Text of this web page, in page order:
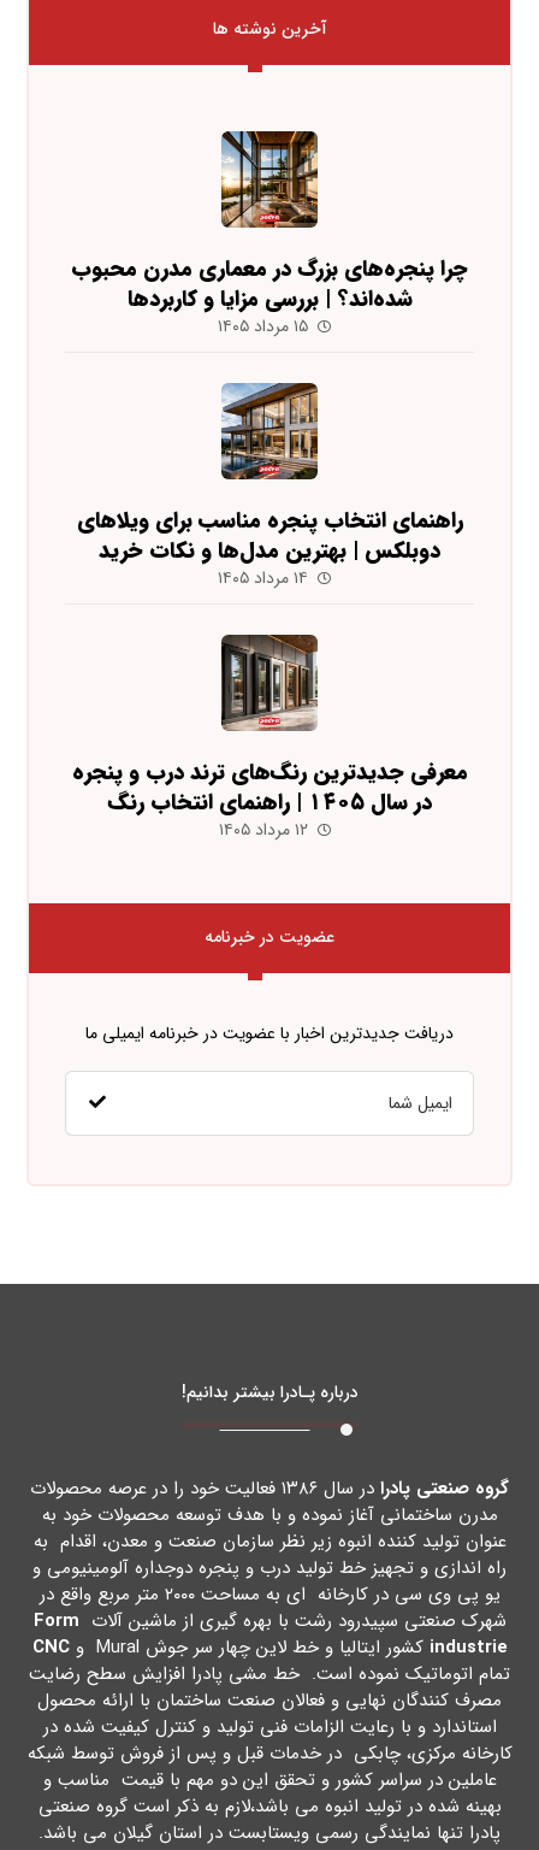
آخرین نوشته ها
چرا پنجره‌های بزرگ در معماری مدرن محبوب
شده‌اند؟ | بررسی مزایا و کاربردها
۱۵ مرداد ۱۴۰۵
راهنمای انتخاب پنجره مناسب برای ویلاهای
دوبلکس | بهترین مدل‌ها و نکات خرید
۱۴ مرداد ۱۴۰۵
معرفی جدیدترین رنگ‌های ترند درب و پنجره
در سال ۱۴۰۵ | راهنمای انتخاب رنگ
۱۲ مرداد ۱۴۰۵
عضویت در خبرنامه
دریافت جدیدترین اخبار با عضویت در خبرنامه ایمیلی ما
درباره پـادرا بیشتر بدانیم!
گروه صنعتی پادرا
در سال ۱۳۸۶ فعالیت خود را در عرصه محصولات
مدرن ساختمانی آغاز نموده و با هدف توسعه محصولات خود به
عنوان تولید کننده انبوه زیر نظر سازمان صنعت و معدن، اقدام به
راه اندازي و تجهیز خط تولید درب و پنجره دوجداره آلومینیومی و
یو پی وي سی در کارخانه اي به مساحت ۲۰۰۰ متر مربع واقع در
شهرك صنعتی سپیدرود رشت با بهره گیري از ماشین آلات Form
industrie کشور ایتالیا و خط لاین چهار سر جوش Mural و
CNC
تمام اتوماتیک نموده است. خط مشی پادرا افزایش سطح رضایت
مصرف کنندگان نهایی و فعالان صنعت ساختمان با ارائه محصول
استاندارد و با رعایت الزامات فنی تولید و کنترل کیفیت شده در
کارخانه مرکزي، چابکی در خدمات قبل و پس از فروش توسط شبکه
عاملین در سراسر کشور و تحقق این دو مهم با قیمت مناسب و
بهینه شده در تولید انبوه می باشد،لازم به ذکر است گروه صنعتی
پادرا تنها نمایندگی رسمی ویستابست در استان گیلان می باشد.